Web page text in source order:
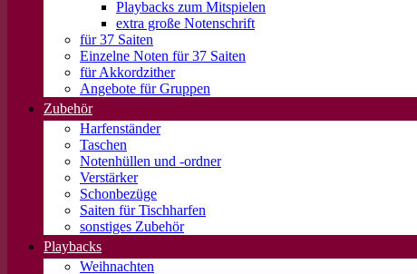
Playbacks zum Mitspielen
extra große Notenschrift
für 37 Saiten
Einzelne Noten für 37 Saiten
für Akkordzither
Angebote für Gruppen
Zubehör
Harfenständer
Taschen
Notenhüllen und -ordner
Verstärker
Schonbezüge
Saiten für Tischharfen
sonstiges Zubehör
Playbacks
Weihnachten